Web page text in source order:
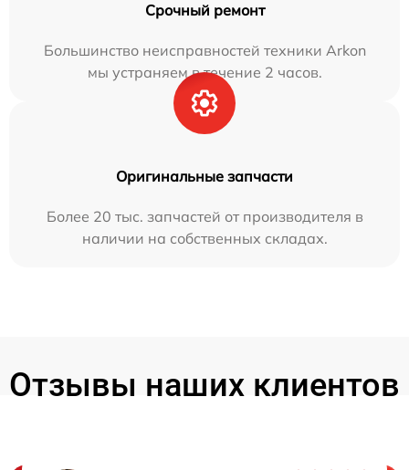
Срочный ремонт
Большинство неисправностей техники Arkon
мы устраняем в течение 2 часов.
Оригинальные запчасти
Более 20 тыс. запчастей от производителя в
наличии на собственных складах.
Отзывы наших клиентов